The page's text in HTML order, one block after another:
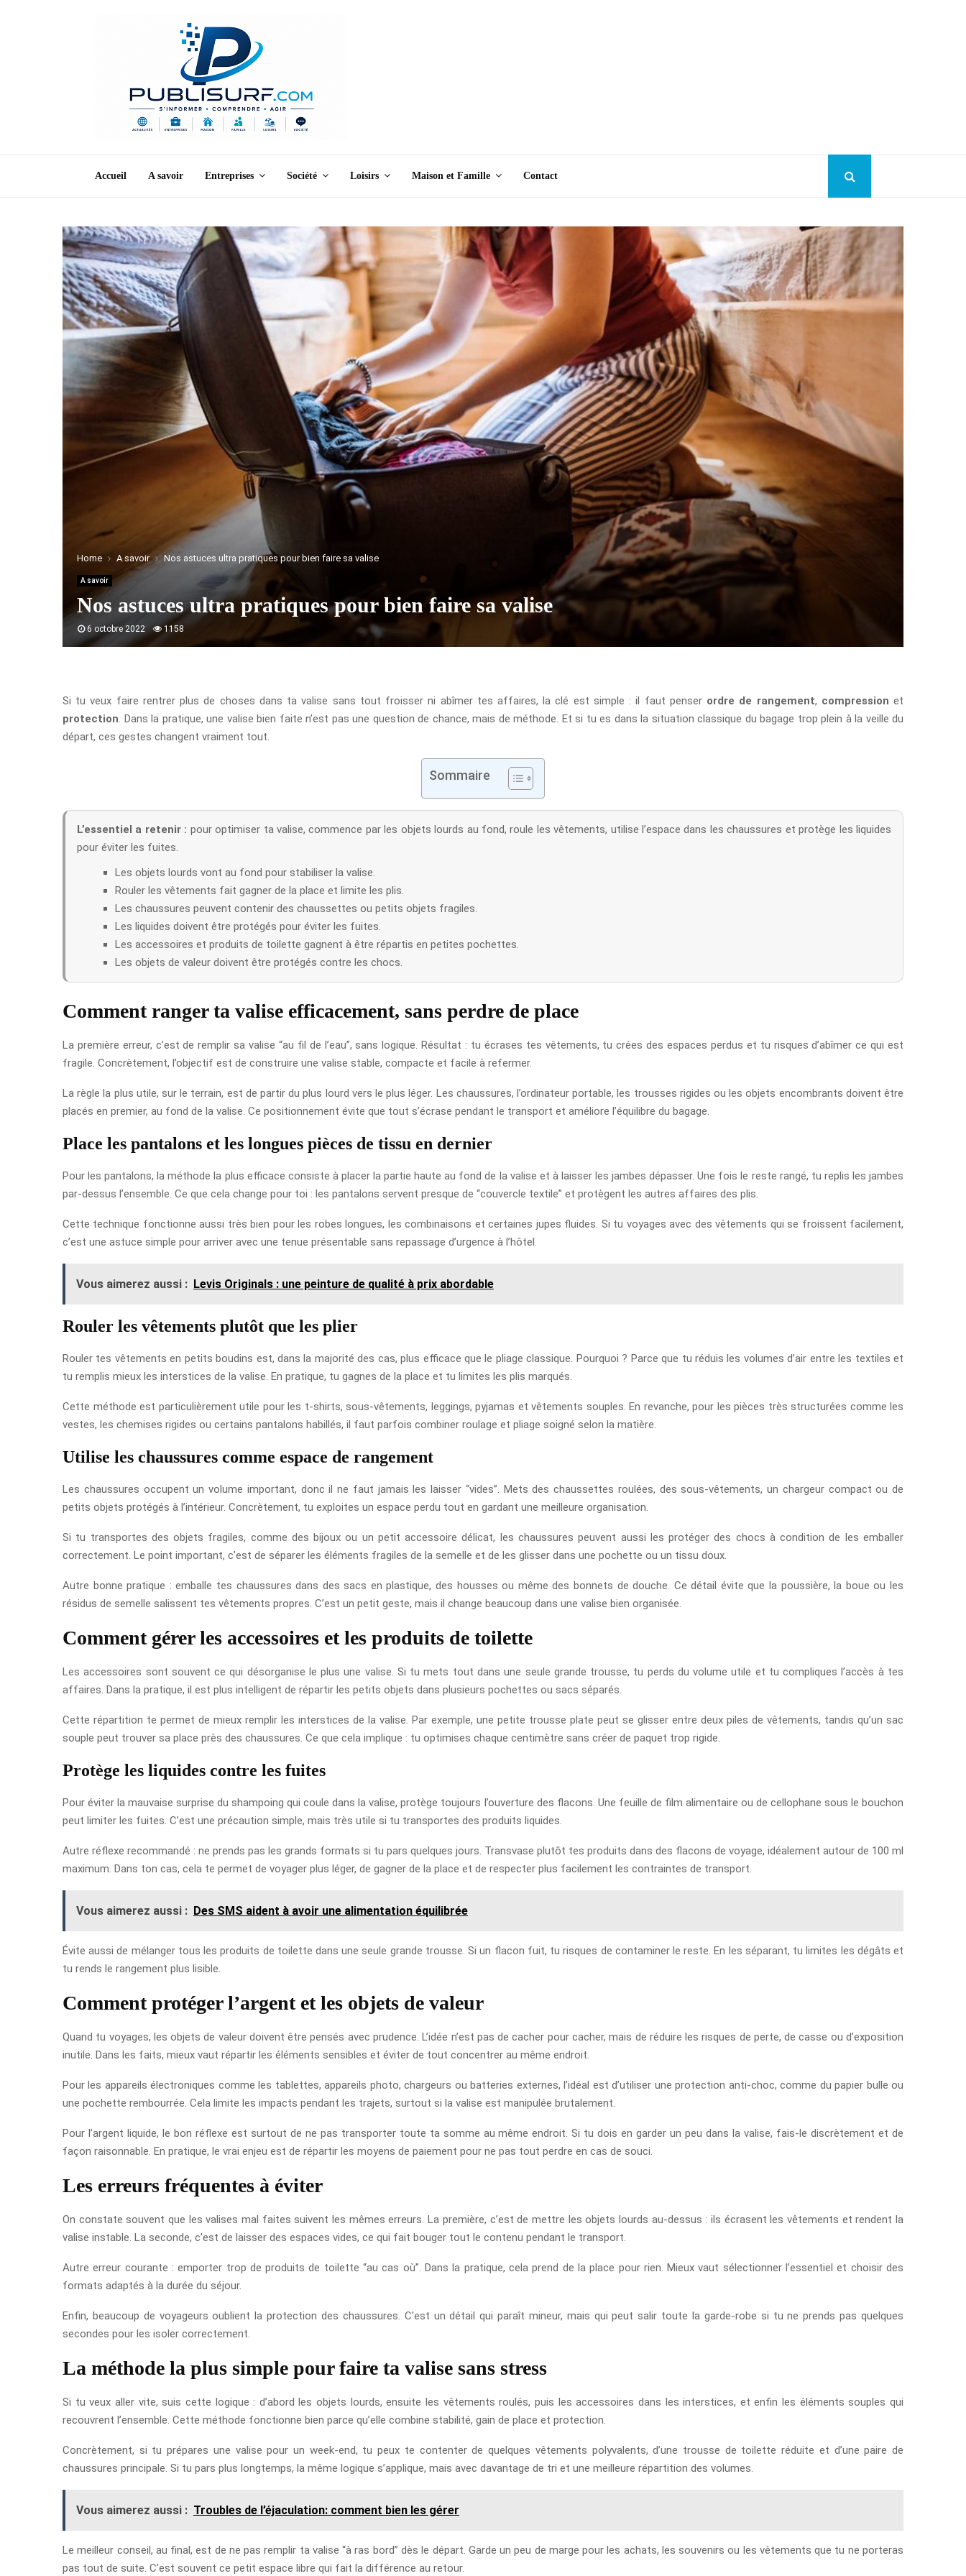
Accueil A savoir Entreprises Société Loisirs Maison et Famille Contact
Home A savoir Nos astuces ultra pratiques pour bien faire sa valise
A savoir
Nos astuces ultra pratiques pour bien faire sa valise
6 octobre 2022 1158
Si tu veux faire rentrer plus de choses dans ta valise sans tout froisser ni abîmer tes affaires, la clé est simple : il faut penser ordre de rangement, compression et
protection . Dans la pratique, une valise bien faite n’est pas une question de chance, mais de méthode. Et si tu es dans la situation classique du bagage trop plein à la veille du
départ, ces gestes changent vraiment tout.
Sommaire
L’essentiel a retenir : pour optimiser ta valise, commence par les objets lourds au fond, roule les vêtements, utilise l’espace dans les chaussures et protège les liquides
pour éviter les fuites.
Les objets lourds vont au fond pour stabiliser la valise.
Rouler les vêtements fait gagner de la place et limite les plis.
Les chaussures peuvent contenir des chaussettes ou petits objets fragiles.
Les liquides doivent être protégés pour éviter les fuites.
Les accessoires et produits de toilette gagnent à être répartis en petites pochettes.
Les objets de valeur doivent être protégés contre les chocs.
Comment ranger ta valise efficacement, sans perdre de place
La première erreur, c’est de remplir sa valise “au fil de l’eau”, sans logique. Résultat : tu écrases tes vêtements, tu crées des espaces perdus et tu risques d’abîmer ce qui est
fragile. Concrètement, l’objectif est de construire une valise stable, compacte et facile à refermer.
La règle la plus utile, sur le terrain, est de partir du plus lourd vers le plus léger. Les chaussures, l’ordinateur portable, les trousses rigides ou les objets encombrants doivent être
placés en premier, au fond de la valise. Ce positionnement évite que tout s’écrase pendant le transport et améliore l’équilibre du bagage.
Place les pantalons et les longues pièces de tissu en dernier
Pour les pantalons, la méthode la plus efficace consiste à placer la partie haute au fond de la valise et à laisser les jambes dépasser. Une fois le reste rangé, tu replis les jambes
par-dessus l’ensemble. Ce que cela change pour toi : les pantalons servent presque de “couvercle textile” et protègent les autres affaires des plis.
Cette technique fonctionne aussi très bien pour les robes longues, les combinaisons et certaines jupes fluides. Si tu voyages avec des vêtements qui se froissent facilement,
c’est une astuce simple pour arriver avec une tenue présentable sans repassage d’urgence à l’hôtel.
Vous aimerez aussi : Levis Originals : une peinture de qualité à prix abordable
Rouler les vêtements plutôt que les plier
Rouler tes vêtements en petits boudins est, dans la majorité des cas, plus efficace que le pliage classique. Pourquoi ? Parce que tu réduis les volumes d’air entre les textiles et
tu remplis mieux les interstices de la valise. En pratique, tu gagnes de la place et tu limites les plis marqués.
Cette méthode est particulièrement utile pour les t-shirts, sous-vêtements, leggings, pyjamas et vêtements souples. En revanche, pour les pièces très structurées comme les
vestes, les chemises rigides ou certains pantalons habillés, il faut parfois combiner roulage et pliage soigné selon la matière.
Utilise les chaussures comme espace de rangement
Les chaussures occupent un volume important, donc il ne faut jamais les laisser “vides”. Mets des chaussettes roulées, des sous-vêtements, un chargeur compact ou de
petits objets protégés à l’intérieur. Concrètement, tu exploites un espace perdu tout en gardant une meilleure organisation.
Si tu transportes des objets fragiles, comme des bijoux ou un petit accessoire délicat, les chaussures peuvent aussi les protéger des chocs à condition de les emballer
correctement. Le point important, c’est de séparer les éléments fragiles de la semelle et de les glisser dans une pochette ou un tissu doux.
Autre bonne pratique : emballe tes chaussures dans des sacs en plastique, des housses ou même des bonnets de douche. Ce détail évite que la poussière, la boue ou les
résidus de semelle salissent tes vêtements propres. C’est un petit geste, mais il change beaucoup dans une valise bien organisée.
Comment gérer les accessoires et les produits de toilette
Les accessoires sont souvent ce qui désorganise le plus une valise. Si tu mets tout dans une seule grande trousse, tu perds du volume utile et tu compliques l’accès à tes
affaires. Dans la pratique, il est plus intelligent de répartir les petits objets dans plusieurs pochettes ou sacs séparés.
Cette répartition te permet de mieux remplir les interstices de la valise. Par exemple, une petite trousse plate peut se glisser entre deux piles de vêtements, tandis qu’un sac
souple peut trouver sa place près des chaussures. Ce que cela implique : tu optimises chaque centimètre sans créer de paquet trop rigide.
Protège les liquides contre les fuites
Pour éviter la mauvaise surprise du shampoing qui coule dans la valise, protège toujours l’ouverture des flacons. Une feuille de film alimentaire ou de cellophane sous le bouchon
peut limiter les fuites. C’est une précaution simple, mais très utile si tu transportes des produits liquides.
Autre réflexe recommandé : ne prends pas les grands formats si tu pars quelques jours. Transvase plutôt tes produits dans des flacons de voyage, idéalement autour de 100 ml
maximum. Dans ton cas, cela te permet de voyager plus léger, de gagner de la place et de respecter plus facilement les contraintes de transport.
Vous aimerez aussi : Des SMS aident à avoir une alimentation équilibrée
Évite aussi de mélanger tous les produits de toilette dans une seule grande trousse. Si un flacon fuit, tu risques de contaminer le reste. En les séparant, tu limites les dégâts et
tu rends le rangement plus lisible.
Comment protéger l’argent et les objets de valeur
Quand tu voyages, les objets de valeur doivent être pensés avec prudence. L’idée n’est pas de cacher pour cacher, mais de réduire les risques de perte, de casse ou d’exposition
inutile. Dans les faits, mieux vaut répartir les éléments sensibles et éviter de tout concentrer au même endroit.
Pour les appareils électroniques comme les tablettes, appareils photo, chargeurs ou batteries externes, l’idéal est d’utiliser une protection anti-choc, comme du papier bulle ou
une pochette rembourrée. Cela limite les impacts pendant les trajets, surtout si la valise est manipulée brutalement.
Pour l’argent liquide, le bon réflexe est surtout de ne pas transporter toute ta somme au même endroit. Si tu dois en garder un peu dans la valise, fais-le discrètement et de
façon raisonnable. En pratique, le vrai enjeu est de répartir les moyens de paiement pour ne pas tout perdre en cas de souci.
Les erreurs fréquentes à éviter
On constate souvent que les valises mal faites suivent les mêmes erreurs. La première, c’est de mettre les objets lourds au-dessus : ils écrasent les vêtements et rendent la
valise instable. La seconde, c’est de laisser des espaces vides, ce qui fait bouger tout le contenu pendant le transport.
Autre erreur courante : emporter trop de produits de toilette “au cas où”. Dans la pratique, cela prend de la place pour rien. Mieux vaut sélectionner l’essentiel et choisir des
formats adaptés à la durée du séjour.
Enfin, beaucoup de voyageurs oublient la protection des chaussures. C’est un détail qui paraît mineur, mais qui peut salir toute la garde-robe si tu ne prends pas quelques
secondes pour les isoler correctement.
La méthode la plus simple pour faire ta valise sans stress
Si tu veux aller vite, suis cette logique : d’abord les objets lourds, ensuite les vêtements roulés, puis les accessoires dans les interstices, et enfin les éléments souples qui
recouvrent l’ensemble. Cette méthode fonctionne bien parce qu’elle combine stabilité, gain de place et protection.
Concrètement, si tu prépares une valise pour un week-end, tu peux te contenter de quelques vêtements polyvalents, d’une trousse de toilette réduite et d’une paire de
chaussures principale. Si tu pars plus longtemps, la même logique s’applique, mais avec davantage de tri et une meilleure répartition des volumes.
Vous aimerez aussi : Troubles de l’éjaculation: comment bien les gérer
Le meilleur conseil, au final, est de ne pas remplir ta valise “à ras bord” dès le départ. Garde un peu de marge pour les achats, les souvenirs ou les vêtements que tu ne porteras
pas tout de suite. C’est souvent ce petit espace libre qui fait la différence au retour.